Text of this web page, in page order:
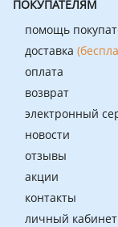
ПОКУПАТЕЛЯМ
помощь
доставка
оплата
возврат
электронный
новости
отзывы
акции
контакты
личный кабинет